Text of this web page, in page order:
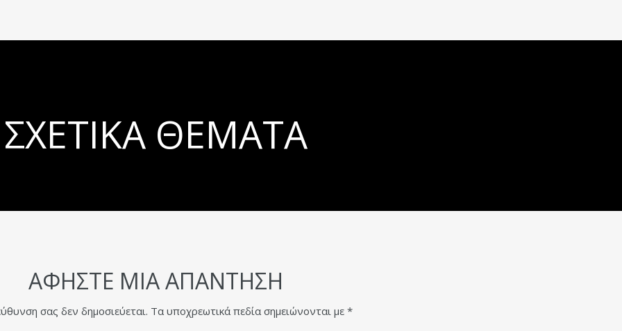
ΣΧΕΤΙΚΆ ΘΈΜΑΤΑ
ΑΦΉΣΤΕ ΜΙΑ ΑΠΆΝΤΗΣΗ
σας δεν δημοσιεύεται. Τα υποχρεωτικά πεδία σημειώνονται με *